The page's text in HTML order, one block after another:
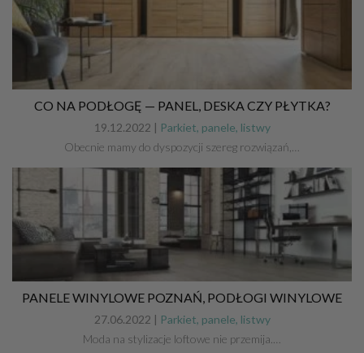
CO NA PODŁOGĘ — PANEL, DESKA CZY PŁYTKA?
19.12.2022 | Parkiet, panele, listwy
Obecnie mamy do dyspozycji szereg rozwiązań,…
PANELE WINYLOWE POZNAŃ, PODŁOGI WINYLOWE
27.06.2022 | Parkiet, panele, listwy
Moda na stylizacje loftowe nie przemija.…